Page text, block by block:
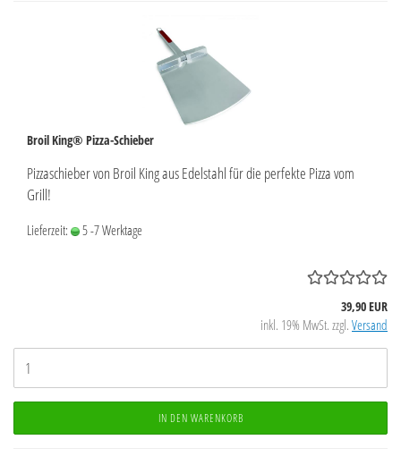
Broil King® Pizza-Schieber
Pizzaschieber von Broil King aus Edelstahl für die perfekte Pizza vom
Grill!
Lieferzeit: 5 -7 Werktage
39,90 EUR
inkl. 19% MwSt. zzgl. Versand
IN DEN WARENKORB